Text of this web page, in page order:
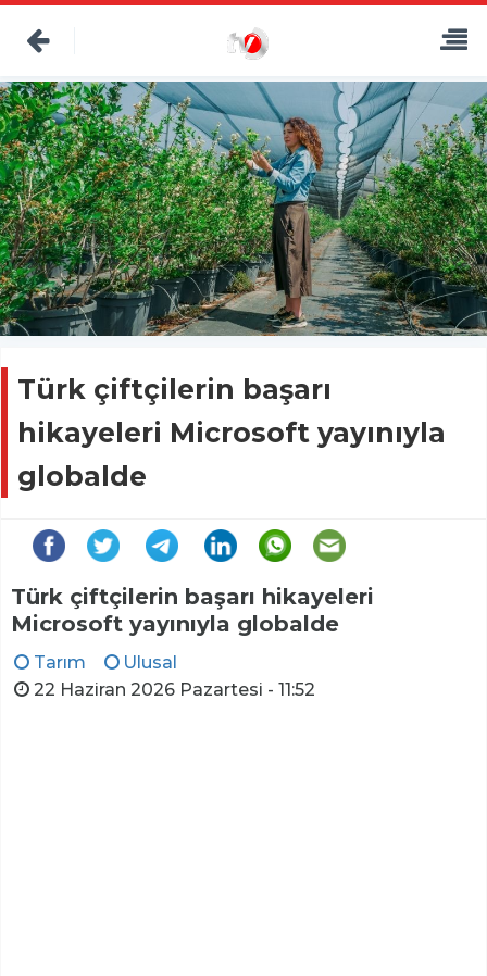
Türk çiftçilerin başarı
hikayeleri Microsoft yayınıyla
globalde
Türk çiftçilerin başarı hikayeleri
Microsoft yayınıyla globalde
Tarım
Ulusal
22 Haziran 2026 Pazartesi - 11:52